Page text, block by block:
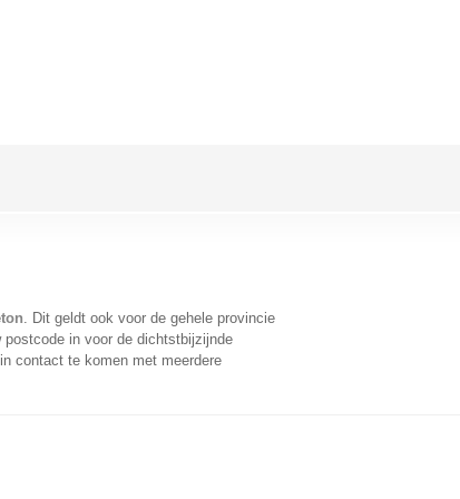
. Dit geldt ook voor de gehele provincie
in voor de dichtstbijzijnde
contact te komen met meerdere